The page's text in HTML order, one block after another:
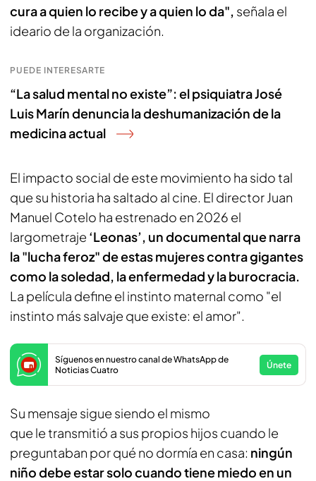
cura a quien lo recibe y a quien lo da", señala el
ideario de la organización.
PUEDE INTERESARTE
“La salud mental no existe”: el psiquiatra José
Luis Marín denuncia la deshumanización de la
medicina actual
El impacto social de este movimiento ha sido tal
que su historia ha saltado al cine. El director Juan
Manuel Cotelo ha estrenado en 2026 el
largometraje ‘Leonas’, un documental que narra
la "lucha feroz" de estas mujeres contra gigantes
como la soledad, la enfermedad y la burocracia.
La película define el instinto maternal como "el
instinto más salvaje que existe: el amor".
Síguenos en nuestro canal de WhatsApp de
Noticias Cuatro
Únete
Su mensaje sigue siendo el mismo
que le transmitió a sus propios hijos cuando le
preguntaban por qué no dormía en casa: ningún
niño debe estar solo cuando tiene miedo en un